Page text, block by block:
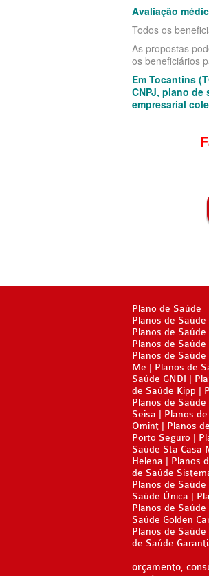
Avaliação
Todos os
As propostas
os beneficiários
Em Tocantins
CNPJ, plano
empresarial
Plano de Saúde
Planos de Saúde
Planos de Saúde
Planos de Saúde
Planos de Saúde
Me
Planos de
Saúde GNDI
de Saúde Kipp
Planos de
Seisa
Planos
Omint
Planos
Porto Seguro
Saúde Sta Casa
Helena
Planos
de Saúde
Planos de
Saúde Única
Planos de
Saúde Golden
Planos de Saúde
de Saúde
orçamento,